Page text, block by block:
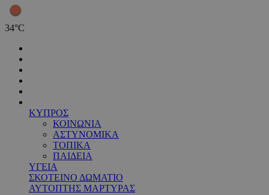
34°C
ΚΥΠΡΟΣ
ΚΟΙΝΩΝΙΑ
ΑΣΤΥΝΟΜΙΚΑ
ΤΟΠΙΚΑ
ΠΑΙΔΕΙΑ
ΥΓΕΙΑ
ΣΚΟΤΕΙΝΟ ΔΩΜΑΤΙΟ
ΑΥΤΟΠΤΗΣ ΜΑΡΤΥΡΑΣ